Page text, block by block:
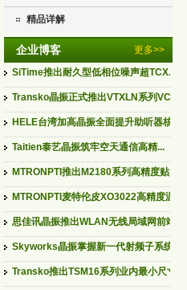
精品详解
企业博客
更多>>
SiTime推出耐久型低相位噪声超TCX...
Transko晶振正式推出VTXLN系列VCT...
HELE台湾加高晶振全面提升助听器核...
Taitien泰艺晶振筑牢空天通信高精...
MTRONPTI推出M2180系列高精度贴片...
MTRONPTI麦特伦皮XO3022高精度温补...
思佳讯晶振推出WLAN无线局域网前端...
Skyworks晶振掌握新一代射频子系统...
Transko推出TSM16系列业内最小尺寸...